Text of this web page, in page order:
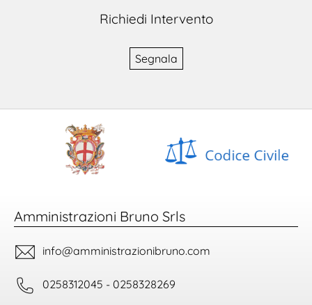
Richiedi Intervento
Segnala
Amministrazioni Bruno Srls
info@amministrazionibruno.com
0258312045 - 0258328269